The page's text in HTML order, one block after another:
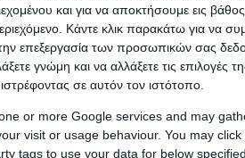
και για να αποκτήσουμε εις
Κάντε κλικ παρακάτω για να
επεξεργασία των προσωπικών σας
γνώμη και να αλλάξετε τις επιλογές
σε αυτόν τον ιστότοπο.
or more Google services and may
visit or usage behaviour. You may
tags to use your data for below
για την κατανόηση.
δεδομένων του vrisko.gr